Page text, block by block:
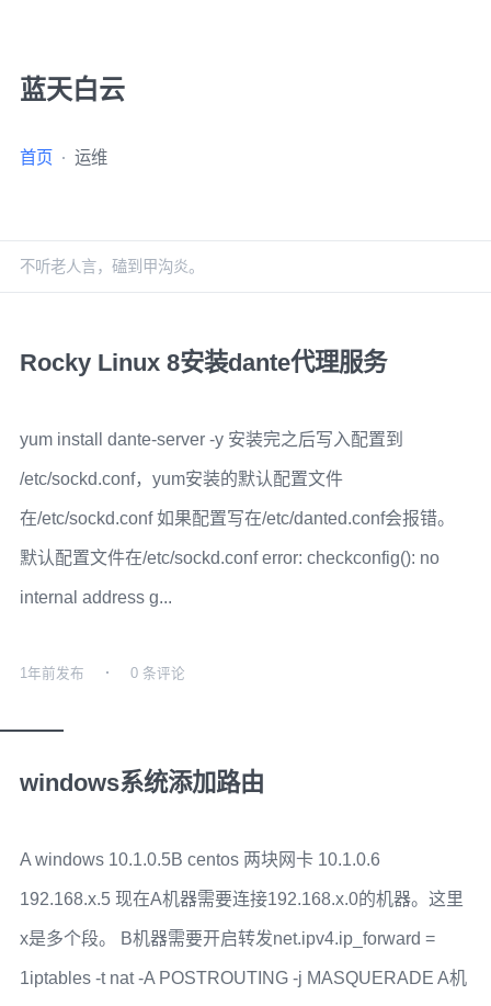
蓝天白云
首页 运维
不听老人言，磕到甲沟炎。
Rocky Linux 8安装dante代理服务
yum install dante-server -y 安装完之后写入配置到
/etc/sockd.conf，yum安装的默认配置文件
在/etc/sockd.conf 如果配置写在/etc/danted.conf会报错。
默认配置文件在/etc/sockd.conf error: checkconfig(): no
internal address g...
1年前发布 0 条评论
windows系统添加路由
A windows 10.1.0.5B centos 两块网卡 10.1.0.6
192.168.x.5 现在A机器需要连接192.168.x.0的机器。这里
x是多个段。 B机器需要开启转发net.ipv4.ip_forward =
1iptables -t nat -A POSTROUTING -j MASQUERADE A机